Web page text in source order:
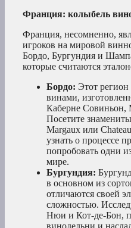
Франция: колыбель
Франция, несомненно,
игроков на мировой
Бордо, Бургундия и
которые считаются
Бордо: Этот
винами,
Каберне Совиньон,
Посетите
Margaux или
узнать о процессе
попробовать одни
мире.
Бургундия:
в основном из
отличаются своей
сложностью.
Нюи и Кот-де-Бон,